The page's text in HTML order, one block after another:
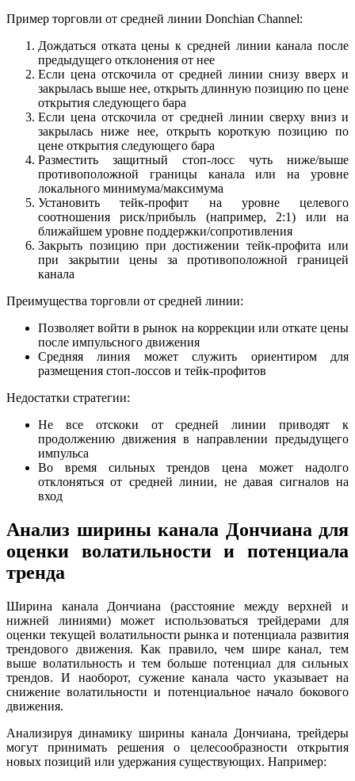
Пример торговли от средней линии Donchian Channel:
Дождаться отката цены к средней линии канала после
предыдущего отклонения от нее
Если цена отскочила от средней линии снизу вверх и
закрылась выше нее, открыть длинную позицию по цене
открытия следующего бара
Если цена отскочила от средней линии сверху вниз и
закрылась ниже нее, открыть короткую позицию по
цене открытия следующего бара
Разместить защитный стоп-лосс чуть ниже/выше
противоположной границы канала или на уровне
локального минимума/максимума
Установить тейк-профит на уровне целевого
соотношения риск/прибыль (например, 2:1) или на
ближайшем уровне поддержки/сопротивления
Закрыть позицию при достижении тейк-профита или
при закрытии цены за противоположной границей
канала
Преимущества торговли от средней линии:
Позволяет войти в рынок на коррекции или откате цены
после импульсного движения
Средняя линия может служить ориентиром для
размещения стоп-лоссов и тейк-профитов
Недостатки стратегии:
Не все отскоки от средней линии приводят к
продолжению движения в направлении предыдущего
импульса
Во время сильных трендов цена может надолго
отклоняться от средней линии, не давая сигналов на
вход
Анализ ширины канала Дончиана для
оценки волатильности и потенциала
тренда
Ширина канала Дончиана (расстояние между верхней и
нижней линиями) может использоваться трейдерами для
оценки текущей волатильности рынка и потенциала развития
трендового движения. Как правило, чем шире канал, тем
выше волатильность и тем больше потенциал для сильных
трендов. И наоборот, сужение канала часто указывает на
снижение волатильности и потенциальное начало бокового
движения.
Анализируя динамику ширины канала Дончиана, трейдеры
могут принимать решения о целесообразности открытия
новых позиций или удержания существующих. Например: